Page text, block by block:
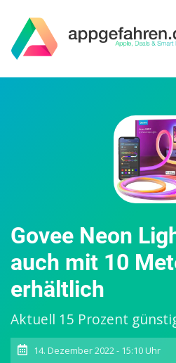
Govee Neon
auch mit 10
erhältlich
Aktuell 15 Prozent
14. Dezember 2022 - 15:10 Uhr